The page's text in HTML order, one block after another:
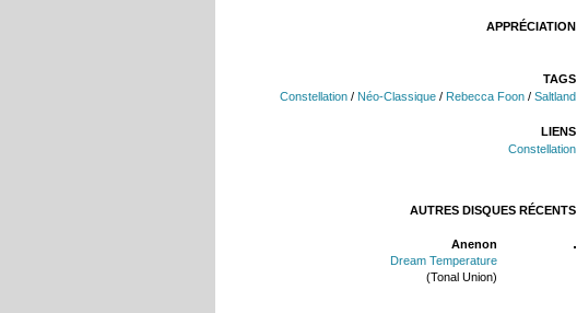
APPRÉCIATION
TAGS
Constellation / Néo-Classique / Rebecca Foon / Saltland
LIENS
Constellation
AUTRES DISQUES RÉCENTS
Anenon
Dream Temperature
(Tonal Union)